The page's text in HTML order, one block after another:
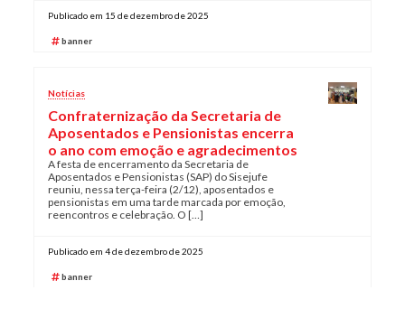
Publicado em 15 de dezembro de 2025
banner
Notícias
Confraternização da Secretaria de
Aposentados e Pensionistas encerra
o ano com emoção e agradecimentos
A festa de encerramento da Secretaria de
Aposentados e Pensionistas (SAP) do Sisejufe
reuniu, nessa terça-feira (2/12), aposentados e
pensionistas em uma tarde marcada por emoção,
reencontros e celebração. O […]
Publicado em 4 de dezembro de 2025
banner